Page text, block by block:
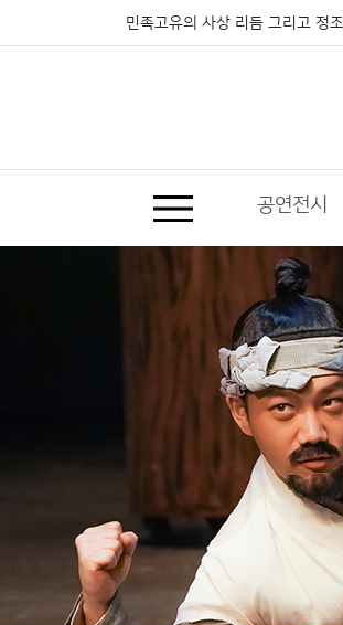
민족고유의 사상 리듬 그리고 정
공연전시